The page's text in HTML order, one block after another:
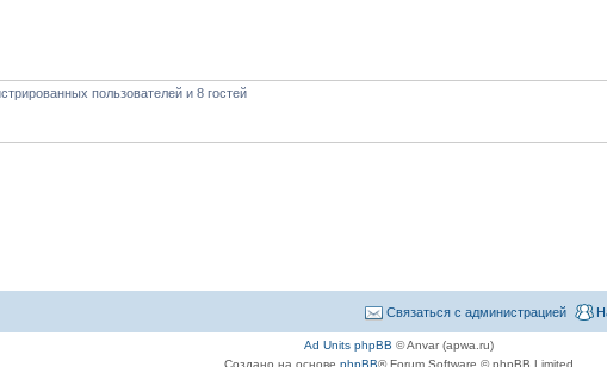
пользователей и 8 гостей
Связаться с администрацией
Ad Units phpBB © Anvar (apwa.ru)
Создано на основе phpBB® Forum Software © phpBB Limited